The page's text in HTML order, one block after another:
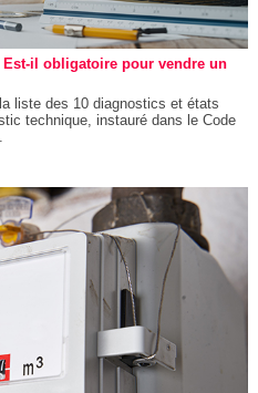
il obligatoire pour vendre un
liste des 10 diagnostics et états
technique, instauré dans le Code